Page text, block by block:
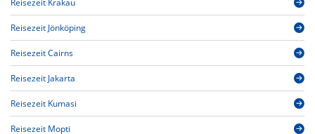
Reisezeit Krakau
Reisezeit Jönköping
Reisezeit Cairns
Reisezeit Jakarta
Reisezeit Kumasi
Reisezeit Mopti